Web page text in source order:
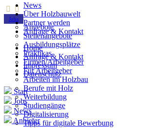
Jobs
Angebote
Stellenangebote
Ausbildungsplätze
Praktikas
Firmen/Arbeitgeber
Für Arbeitgeber
Arbeiten im Holzbau
Berufe mit Holz
Weiterbildung
Studiengänge
Digitalisierung
Tipps für digitale Bewerbung
News
Über Holzbauwelt
Partner werden
Anfrage & Kontakt
Home
Anfrage & Kontakt
Impressum
Datenschutz
Start
Jobs
News
Anbieter